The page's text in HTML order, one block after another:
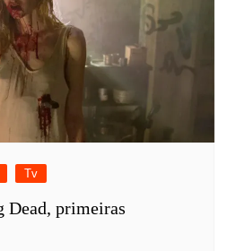
Tv
Dead, primeiras